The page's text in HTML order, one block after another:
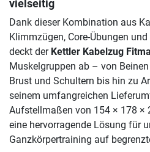
vielseitig
Dank dieser Kombination aus
Klimmzügen, Core-Übungen
deckt der Kettler Kabelzug
Muskelgruppen ab – von
Brust und Schultern bis hin zu
seinem umfangreichen
Aufstellmaßen von 154 × 178 ×
eine hervorragende Lösung für
Ganzkörpertraining auf